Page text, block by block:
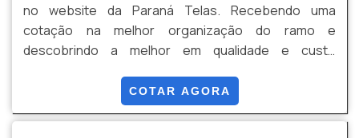
no website da Paraná Telas. Recebendo uma
cotação na melhor organização do ramo e
descobrindo a melhor em qualidade e custo
os profissionais especializados da Paraná Telas o
cliente conseguirá proteção com soluções para
COTAR AGORA